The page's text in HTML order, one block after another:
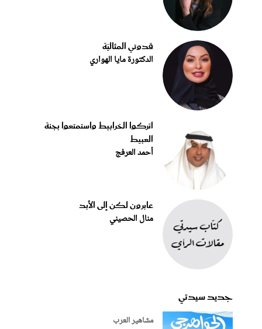
قدوتي المثاليّة
الدكتورة مايا الهواري
اتركوا الخرابيط واستمتعوا بجنة
العبيط
أحمد العرفج
عابرون لكن إلى الأبد
منال الحصيني
جديد سيدتي
مشاهير العرب